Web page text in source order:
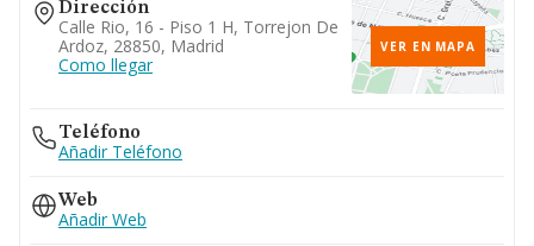
Dirección
Calle Rio, 16 - Piso 1 H, Torrejon De
Ardoz, 28850, Madrid
Como llegar
VER EN MAPA
Teléfono
Añadir Teléfono
Web
Añadir Web